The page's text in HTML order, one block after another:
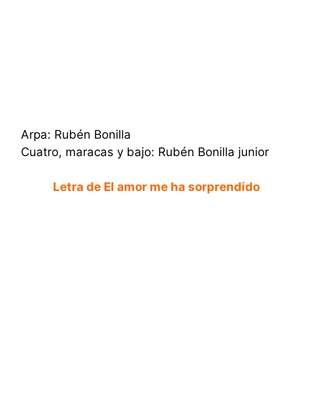
Arpa: Rubén Bonilla
Cuatro, maracas y bajo: Rubén Bonilla junior
Letra de El amor me ha sorprendido